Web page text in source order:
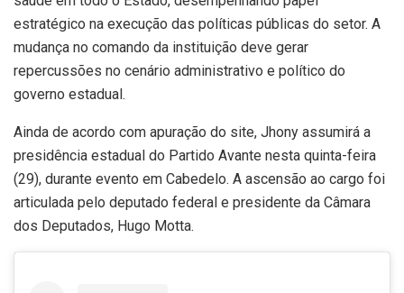
estratégico na execução das políticas públicas do setor. A
mudança no comando da instituição deve gerar
repercussões no cenário administrativo e político do
governo estadual.
Ainda de acordo com apuração do site, Jhony assumirá a
presidência estadual do Partido Avante nesta quinta-feira
(29), durante evento em Cabedelo. A ascensão ao cargo foi
articulada pelo deputado federal e presidente da Câmara
dos Deputados, Hugo Motta.